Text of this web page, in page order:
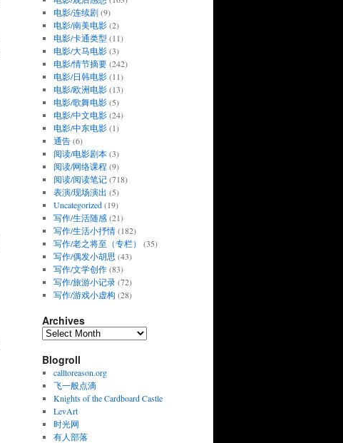
电影/连续剧(9)
电影/南美电影(2)
电影/卡通类型 (11)
电影/大马电影(3)
电影/情节摘要(242)
电影/日韩电影(11)
电影/欧洲电影(13)
电影/歌舞电影(5)
电影/中文电影(24)
电影/中东电影(1)
通告(6)
阅读/电影剧本(3)
阅读/网络课程 (9)
阅读/阅读笔记(718)
表演/现场演出 (5)
Uncategorized(19)
写作/生活随感(21)
写作/生活小抒情(182)
写作/老之将至（专栏）
(35)
写作/偶发小胡思 (43)
写作/文学创作(83)
写作/旅游小记录(72)
写作/游戏小虚构 (28)
Archives
Archives
Blogroll
calltoreason.org
飞一般点滴
Knights of the Cardboard Castle
LevArt
时光网
有人部落